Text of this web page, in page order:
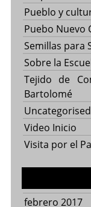
Pueblo y
Puebo Nuevo
Semillas para
Sobre la
Tejido de
Bartolomé
Uncategorised
Video Inicio
Visita por el
febrero 2017